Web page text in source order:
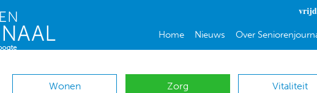
Home Nieuws Over
Wonen Zorg Vitaliteit